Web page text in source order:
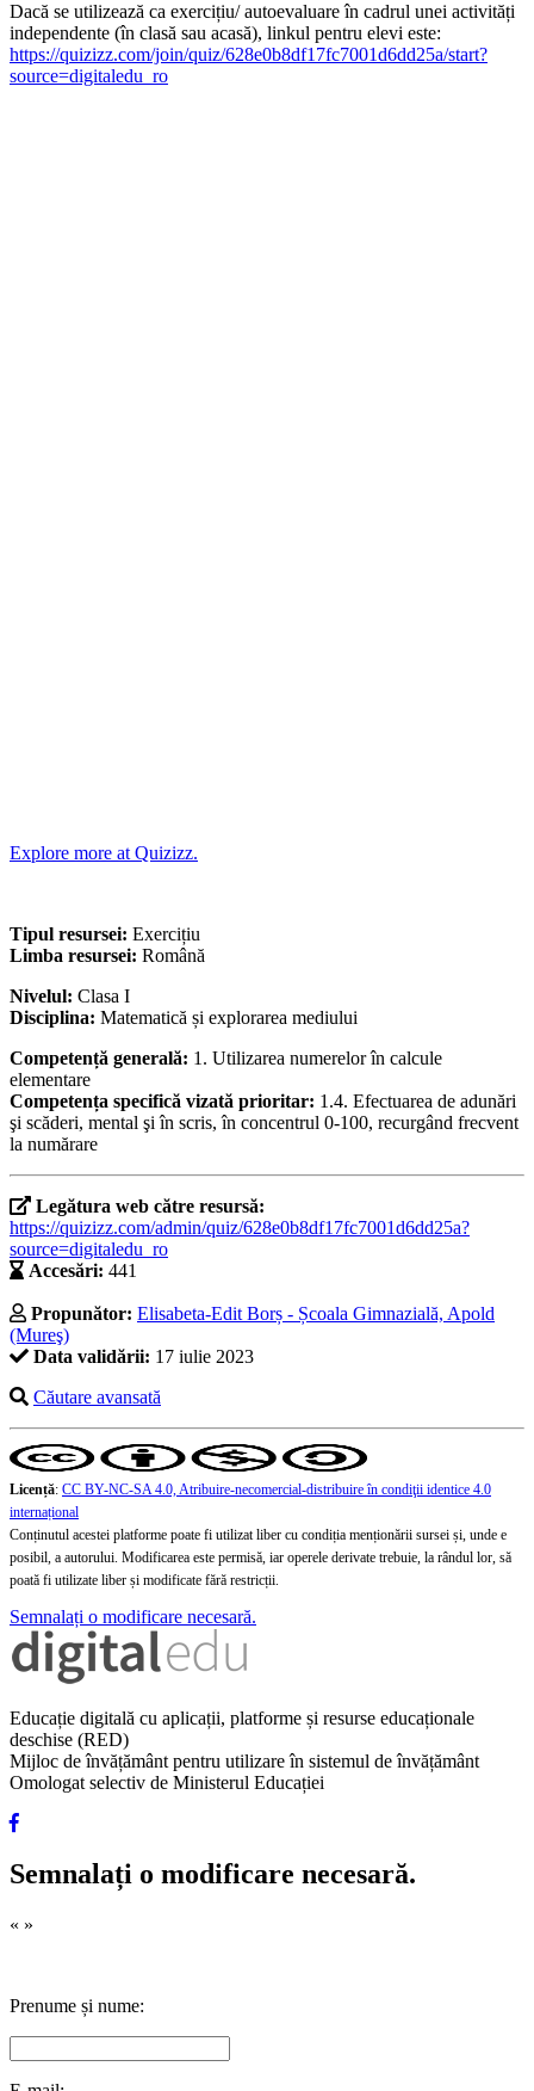
Dacă se utilizează ca exercițiu/ autoevaluare în cadrul unei activități
independente (în clasă sau acasă), linkul pentru elevi este:
https://quizizz.com/join/quiz/628e0b8df17fc7001d6dd25a/start?
source=digitaledu_ro
Explore more at Quizizz.
Tipul resursei: Exercițiu
Limba resursei: Română
Nivelul: Clasa I
Disciplina: Matematică și explorarea mediului
Competență generală: 1. Utilizarea numerelor în calcule
elementare
Competența specifică vizată prioritar: 1.4. Efectuarea de adunări
şi scăderi, mental şi în scris, în concentrul 0-100, recurgând frecvent
la numărare
Legătura web către resursă:
https://quizizz.com/admin/quiz/628e0b8df17fc7001d6dd25a?
source=digitaledu_ro
Accesări: 441
Propunător: Elisabeta-Edit Borș - Școala Gimnazială, Apold
(Mureş)
Data validării: 17 iulie 2023
Căutare avansată
Licență: CC BY-NC-SA 4.0, Atribuire-necomercial-distribuire în condiţii identice 4.0
internațional
Conținutul acestei platforme poate fi utilizat liber cu condiția menționării sursei și, unde e
posibil, a autorului. Modificarea este permisă, iar operele derivate trebuie, la rândul lor, să
poată fi utilizate liber și modificate fără restricții.
Semnalați o modificare necesară.
Educație digitală cu aplicații, platforme și resurse educaționale
deschise (RED)
Mijloc de învățământ pentru utilizare în sistemul de învățământ
Omologat selectiv de Ministerul Educației
Semnalați o modificare necesară.
« »
Prenume și nume: